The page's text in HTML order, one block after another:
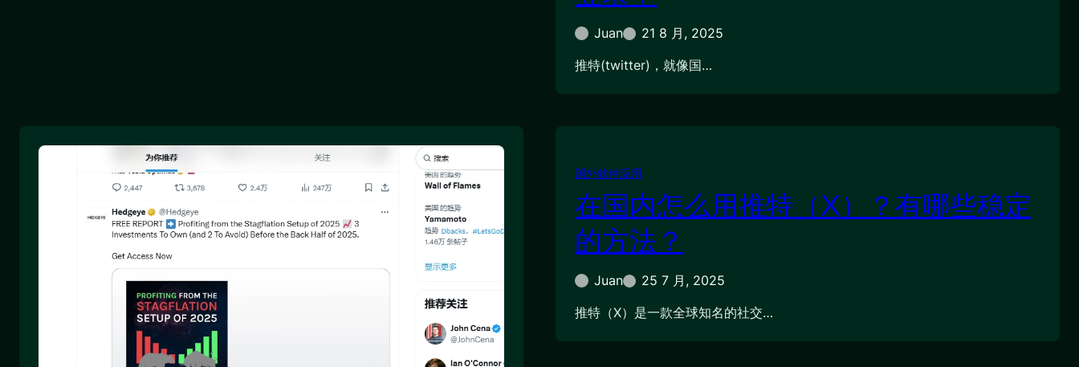
Juan
21 8 月, 2025
推特(twitter)，就像国…
国外软件应用
在国内怎么用推特（X）？有哪些稳定
的方法？
Juan
25 7 月, 2025
推特（X）是一款全球知名的社交…